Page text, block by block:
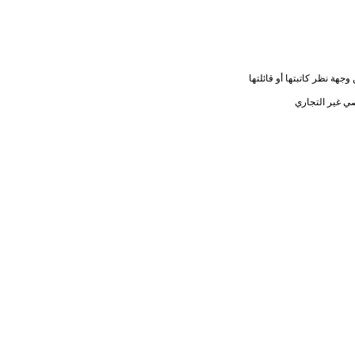
نظر كاتبتها أو قائلتها
غير التجاري